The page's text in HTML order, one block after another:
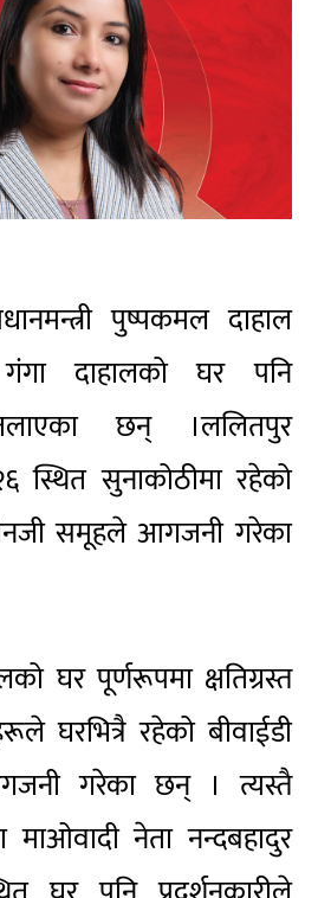
पुष्पकमल दाहाल
गंगा दाहालको घर पनि
जलाएका छन् ।ललितपुर
स्थित सुनाकोठीमा रहेको
समूहले आगजनी गरेका
घर पूर्णरूपमा क्षतिग्रस्त
घरभित्रै रहेको बीवाईडी
गरेका छन् । त्यस्तै
माओवादी नेता नन्दबहादुर